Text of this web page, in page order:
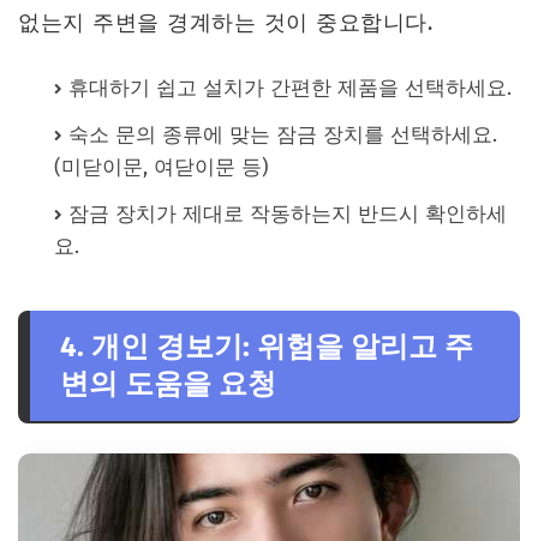
없는지 주변을 경계하는 것이 중요합니다.
휴대하기 쉽고 설치가 간편한 제품을 선택하세요.
숙소 문의 종류에 맞는 잠금 장치를 선택하세요.
(미닫이문, 여닫이문 등)
잠금 장치가 제대로 작동하는지 반드시 확인하세
요.
4. 개인 경보기: 위험을 알리고 주
변의 도움을 요청